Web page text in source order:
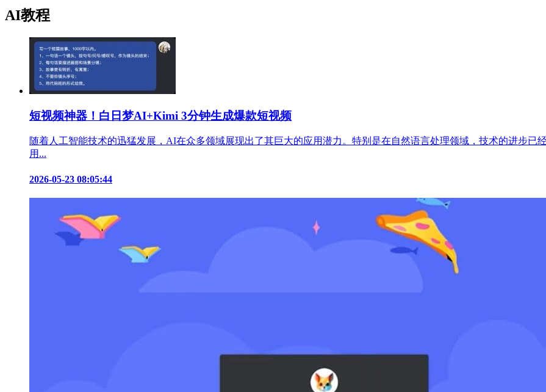
AI教程
短视频神器！白日梦AI+Kimi 3分钟生成爆款短视频
随着人工智能技术的迅猛发展，AI在众多领域展现出了其巨大的应用潜力。特别是在自然语言处理领域，技术的进步已
用...
2026-05-23 08:05:44